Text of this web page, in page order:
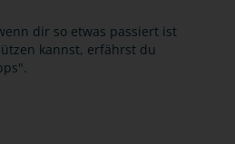
dir so etwas passiert ist
kannst, erfährst du